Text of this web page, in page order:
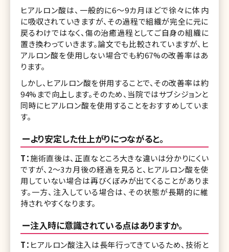
ヒアルロン酸は、一般的に6〜9カ月ほどで徐々に体内
に吸収されていきますが、その過程で組織が完全に元に
戻るわけではなく、傷の治癒過程としてご自身の組織に
置き換わっていきます。論文でも比較されていますが、ヒ
アルロン酸を使用しない場合でも約67%の改善率はあ
ります。
しかし、ヒアルロン酸を併用することで、その改善率は約
94%まで向上します。そのため、当院ではサブシジョンと
同時にヒアルロン酸を使用することをおすすめしていま
す。
ーより安定した仕上がりにつながると。
T：施術直後は、正直なところ大きな違いは分かりにくい
ですが、2〜3カ月後の経過を見ると、ヒアルロン酸を使
用していない場合は再びくぼみが出てくることがありま
す。一方、注入している場合は、その状態が長期的に維
持されやすくなります。
ー注入時に意識されている点はありますか。
T： ヒアルロン酸注入は長年行ってきているため、技術と